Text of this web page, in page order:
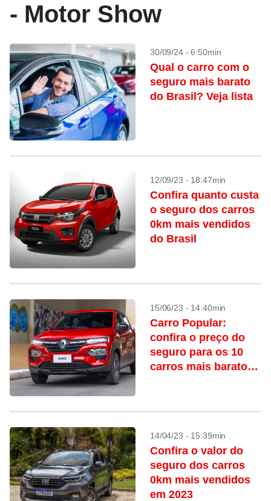
- Motor Show
30/09/24 - 6:50min
Qual o carro com o
seguro mais barato
do Brasil? Veja lista
12/09/23 - 18:47min
Confira quanto custa
o seguro dos carros
0km mais vendidos
do Brasil
15/06/23 - 14:40min
Carro Popular:
confira o preço do
seguro para os 10
carros mais baratos
14/04/23 - 15:39min
Confira o valor do
seguro dos carros
0km mais vendidos
em 2023